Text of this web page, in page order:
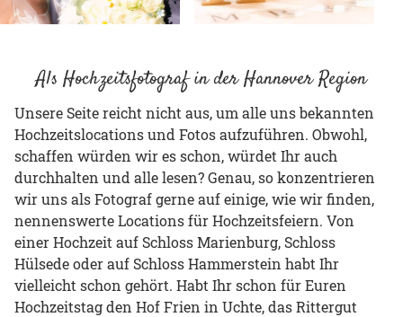
Als Hochzeitsfotograf in der Hannover Region
Unsere Seite reicht nicht aus, um alle uns bekannten
Hochzeitslocations und Fotos aufzuführen. Obwohl,
schaffen würden wir es schon, würdet Ihr auch
durchhalten und alle lesen? Genau, so konzentrieren
wir uns als Fotograf gerne auf einige, wie wir finden,
nennenswerte Locations für Hochzeitsfeiern. Von
einer Hochzeit auf Schloss Marienburg, Schloss
Hülsede oder auf Schloss Hammerstein habt Ihr
vielleicht schon gehört. Habt Ihr schon für Euren
Hochzeitstag den Hof Frien in Uchte, das Rittergut